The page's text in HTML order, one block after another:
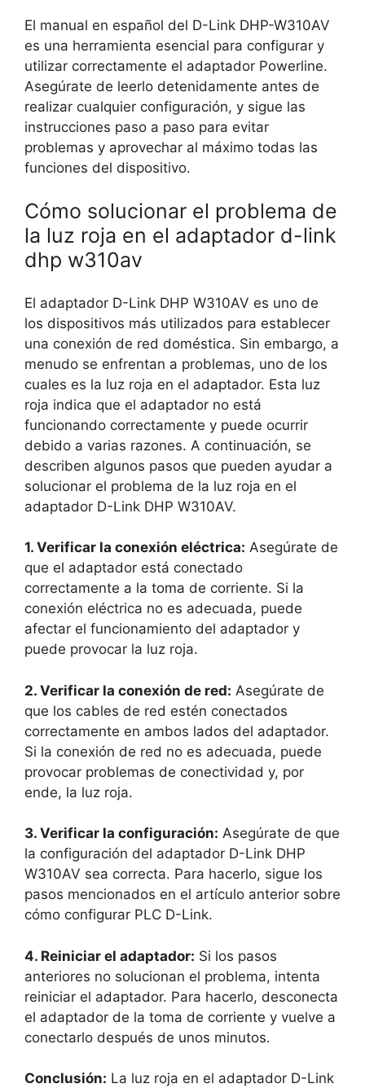
El manual en español del D-Link DHP-W310AV
es una herramienta esencial para configurar y
utilizar correctamente el adaptador Powerline.
Asegúrate de leerlo detenidamente antes de
realizar cualquier configuración, y sigue las
instrucciones paso a paso para evitar
problemas y aprovechar al máximo todas las
funciones del dispositivo.
Cómo solucionar el problema de
la luz roja en el adaptador d-link
dhp w310av
El adaptador D-Link DHP W310AV es uno de
los dispositivos más utilizados para establecer
una conexión de red doméstica. Sin embargo, a
menudo se enfrentan a problemas, uno de los
cuales es la luz roja en el adaptador. Esta luz
roja indica que el adaptador no está
funcionando correctamente y puede ocurrir
debido a varias razones. A continuación, se
describen algunos pasos que pueden ayudar a
solucionar el problema de la luz roja en el
adaptador D-Link DHP W310AV.
1. Verificar la conexión eléctrica: Asegúrate de
que el adaptador está conectado
correctamente a la toma de corriente. Si la
conexión eléctrica no es adecuada, puede
afectar el funcionamiento del adaptador y
puede provocar la luz roja.
2. Verificar la conexión de red: Asegúrate de
que los cables de red estén conectados
correctamente en ambos lados del adaptador.
Si la conexión de red no es adecuada, puede
provocar problemas de conectividad y, por
ende, la luz roja.
3. Verificar la configuración: Asegúrate de que
la configuración del adaptador D-Link DHP
W310AV sea correcta. Para hacerlo, sigue los
pasos mencionados en el artículo anterior sobre
cómo configurar PLC D-Link.
4. Reiniciar el adaptador: Si los pasos
anteriores no solucionan el problema, intenta
reiniciar el adaptador. Para hacerlo, desconecta
el adaptador de la toma de corriente y vuelve a
conectarlo después de unos minutos.
Conclusión: La luz roja en el adaptador D-Link